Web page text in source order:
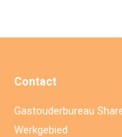
Contact
Gastouderbureau
Werkgebied